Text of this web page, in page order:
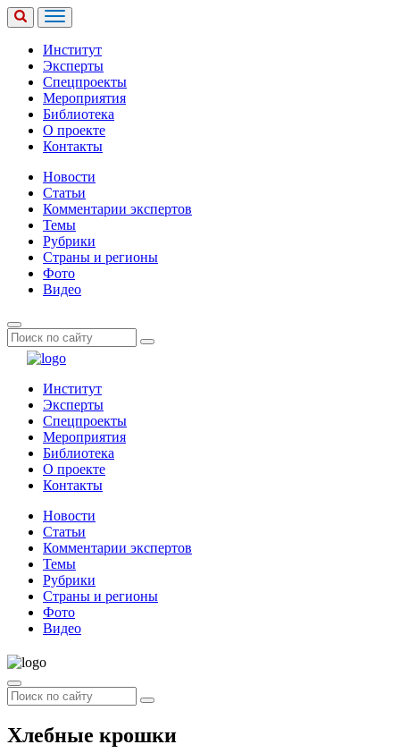
Институт
Эксперты
Спецпроекты
Мероприятия
Библиотека
О проекте
Контакты
Новости
Статьи
Комментарии экспертов
Темы
Рубрики
Страны и регионы
Фото
Видео
Институт
Эксперты
Спецпроекты
Мероприятия
Библиотека
О проекте
Контакты
Новости
Статьи
Комментарии экспертов
Темы
Рубрики
Страны и регионы
Фото
Видео
Хлебные крошки